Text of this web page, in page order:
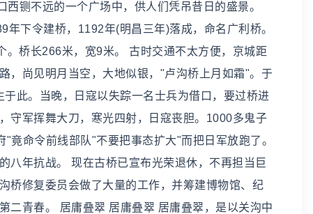
铡不远的一个广场中，供人们凭吊昔日的盛景。
下令建桥，1192年(明昌三年)落成，命名广利桥。
桥长266米，宽9米。 古时交通不太方便，京城距
，尚见明月当空，大地似银，"卢沟桥上月如霜"。于
此。当晚，日寇以失踪一名士兵为借口，要过桥进
守军挥舞大刀，寒光四射，日寇丧胆。1000多鬼子
命令前线部队"不要把事态扩大"而把日军放跑了。
八年抗战。 现在古桥已宣布光荣退休，不再担当巨
桥修复委员会做了大量的工作，并筹建博物馆、纪
二青春。 居庸叠翠 居庸叠翠 居庸叠翠，是以关沟中